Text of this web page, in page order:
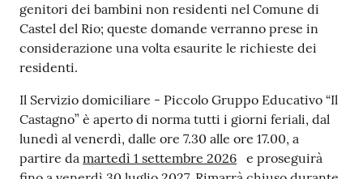
genitori dei bambini non residenti nel Comune di
Castel del Rio; queste domande verranno prese in
considerazione una volta esaurite le richieste dei
residenti.
Il Servizio domiciliare - Piccolo Gruppo Educativo “Il
Castagno” è aperto di norma tutti i giorni feriali, dal
lunedì al venerdì, dalle ore 7.30 alle ore 17.00, a
partire da martedì 1 settembre 2026 e proseguirà